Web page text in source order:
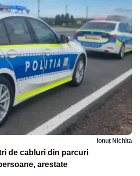
Ionuț Nichita
de cabluri din parcuri
arestate